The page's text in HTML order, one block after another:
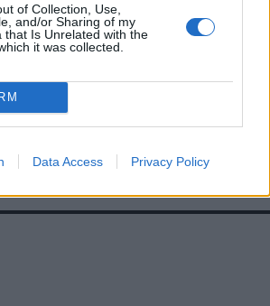
of Collection, Use,
and/or Sharing of my
that Is Unrelated with the
it was collected.
Data Access Privacy Policy